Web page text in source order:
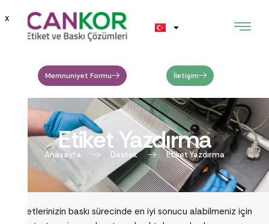
X
Memnuniyet Formu İletişim
Etiket Yazdırma
Anasayfa Destek Etiket Yazdırma
Etiketlerinizin baskı sürecinde en iyi sonucu alabilmeniz için